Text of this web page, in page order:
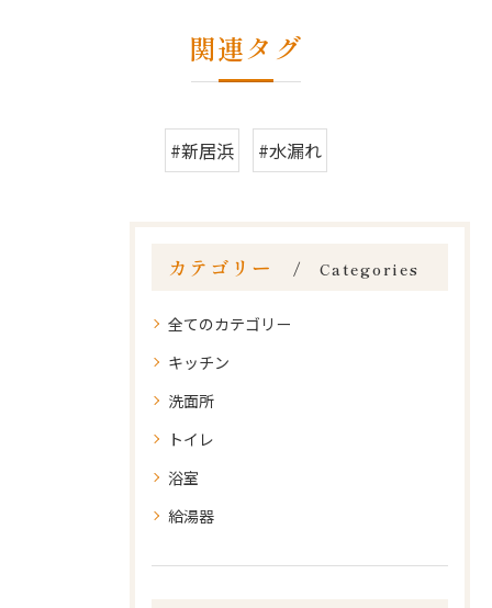
関連タグ
#新居浜 #水漏れ
カテゴリー Categories
全てのカテゴリー
キッチン
洗面所
トイレ
浴室
給湯器